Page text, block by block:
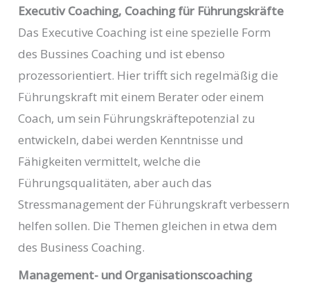
Executiv Coaching, Coaching für Führungskräfte
Das Executive Coaching ist eine spezielle Form
des Bussines Coaching und ist ebenso
prozessorientiert. Hier trifft sich regelmäßig die
Führungskraft mit einem Berater oder einem
Coach, um sein Führungskräftepotenzial zu
entwickeln, dabei werden Kenntnisse und
Fähigkeiten vermittelt, welche die
Führungsqualitäten, aber auch das
Stressmanagement der Führungskraft verbessern
helfen sollen. Die Themen gleichen in etwa dem
des Business Coaching.
Management- und Organisationscoaching